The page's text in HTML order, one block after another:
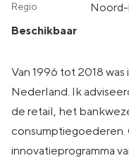
Beschikbaar
Van 1996 tot 2018
Nederland. Ik
de retail, het
consumptiegoederen.
innovatieprogramma